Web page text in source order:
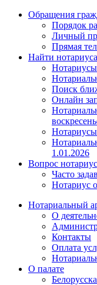
Обращения
Порядок
Личный
Прямая
Найти нотариуса
Поиск
Онлайн
Нотариусы
1.01.2026
Вопрос
Часто
Нотариус
Нотариальный
О
Контакты
Оплата
О палате